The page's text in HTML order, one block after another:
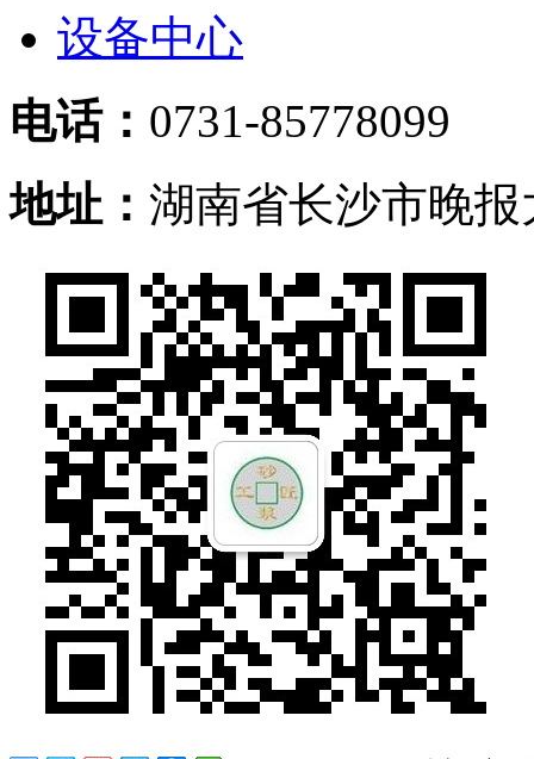
设备中心
电话： 0731-85778099
地址： 湖南省长沙市晚